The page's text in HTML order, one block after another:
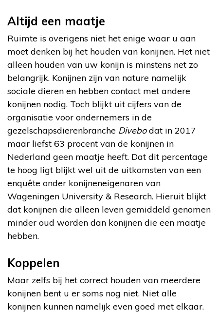
Altijd een maatje
Ruimte is overigens niet het enige waar u aan
moet denken bij het houden van konijnen. Het niet
alleen houden van uw konijn is minstens net zo
belangrijk. Konijnen zijn van nature namelijk
sociale dieren en hebben contact met andere
konijnen nodig. Toch blijkt uit cijfers van de
organisatie voor ondernemers in de
gezelschapsdierenbranche Divebodat in 2017
maar liefst 63 procent van de konijnen in
Nederland geen maatje heeft. Dat dit percentage
te hoog ligt blijkt wel uit de uitkomsten van een
enquête onder konijneneigenaren van
Wageningen University & Research. Hieruit blijkt
dat konijnen die alleen leven gemiddeld genomen
minder oud worden dan konijnen die een maatje
hebben.
Koppelen
Maar zelfs bij het correct houden van meerdere
konijnen bent u er soms nog niet. Niet alle
konijnen kunnen namelijk even goed met elkaar.